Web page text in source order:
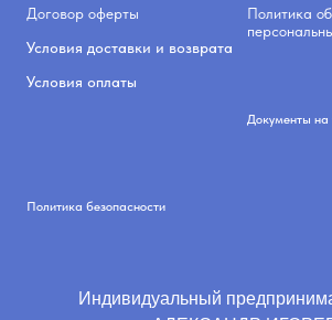
Договор оферты
Условия доставки и возврата
Условия оплаты
Политика
Документы на
Политика безопасности
Индивидуальный